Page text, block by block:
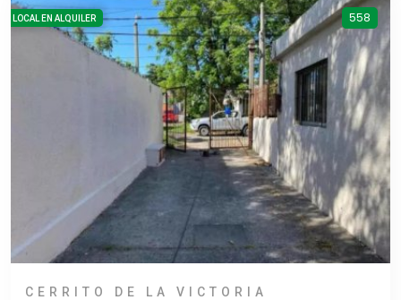
LOCAL EN ALQUILER 558
CERRITO DE LA VICTORIA